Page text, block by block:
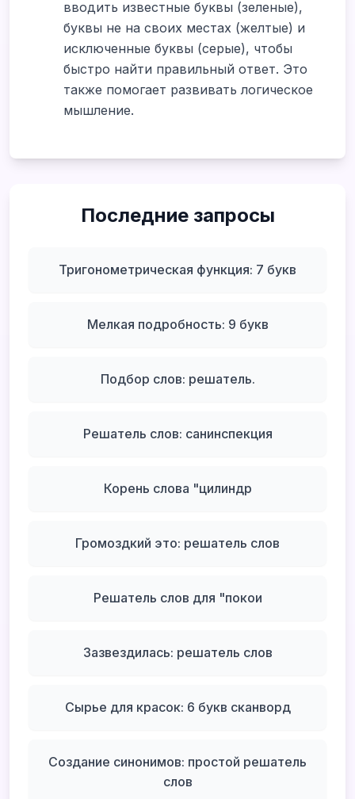
вводить известные буквы (зеленые),
буквы не на своих местах (желтые) и
исключенные буквы (серые), чтобы
быстро найти правильный ответ. Это
также помогает развивать логическое
мышление.
Последние запросы
Тригонометрическая функция: 7 букв
Мелкая подробность: 9 букв
Подбор слов: решатель.
Решатель слов: санинспекция
Корень слова "цилиндр
Громоздкий это: решатель слов
Решатель слов для "покои
Зазвездилась: решатель слов
Сырье для красок: 6 букв сканворд
Создание синонимов: простой решатель
слов